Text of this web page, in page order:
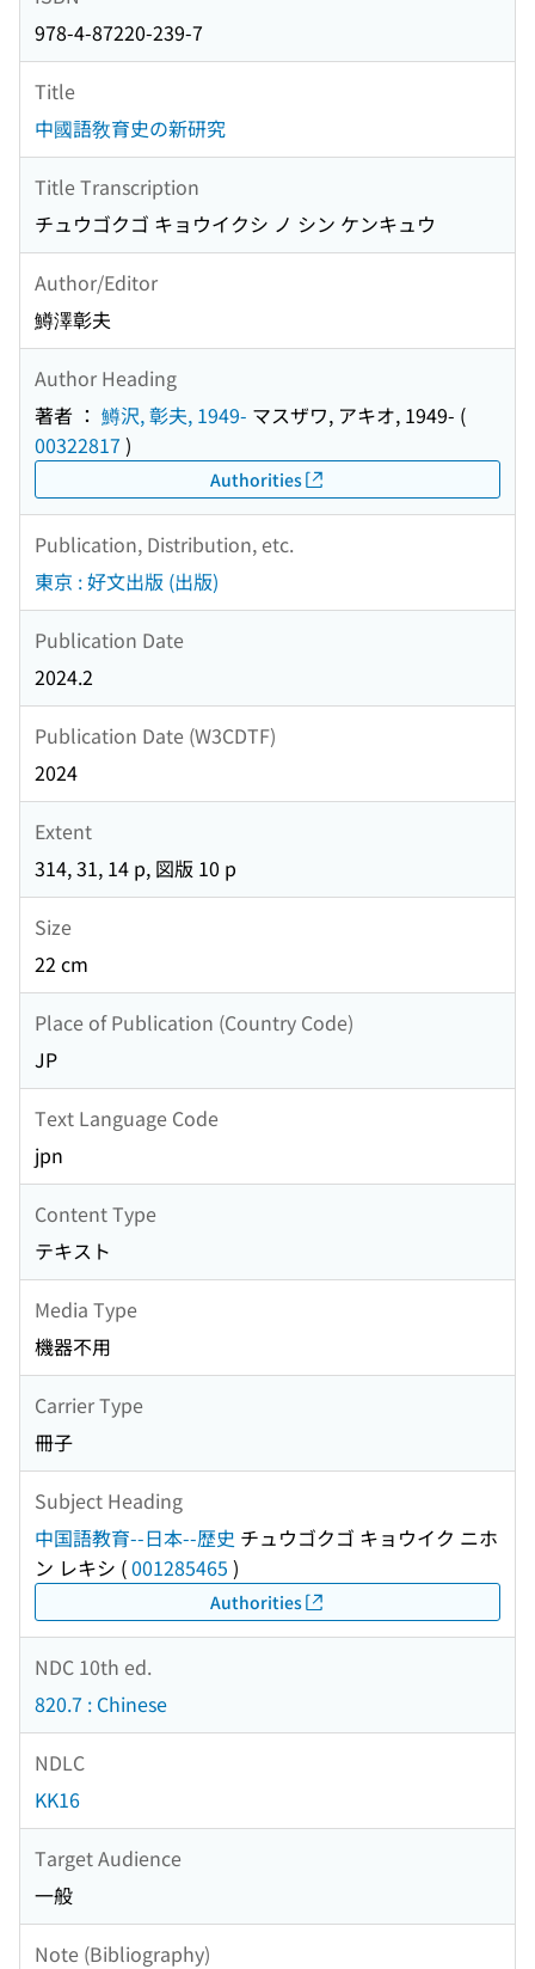
978-4-87220-239-7
Title
中國語敎育史の新研究
Title Transcription
チュウゴクゴ キョウイクシ ノ シン ケンキュウ
Author/Editor
鱒澤彰夫
Author Heading
著者 ： 鱒沢, 彰夫, 1949- マスザワ, アキオ, 1949- (
00322817 )
Authorities
Publication, Distribution, etc.
東京 : 好文出版 (出版)
Publication Date
2024.2
Publication Date (W3CDTF)
2024
Extent
314, 31, 14 p, 図版 10 p
Size
22 cm
Place of Publication (Country Code)
JP
Text Language Code
jpn
Content Type
テキスト
Media Type
機器不用
Carrier Type
冊子
Subject Heading
中国語教育--日本--歴史 チュウゴクゴ キョウイク ニホ
ン レキシ (001285465 )
Authorities
NDC 10th ed.
820.7 : Chinese
NDLC
KK16
Target Audience
一般
Note (Bibliography)